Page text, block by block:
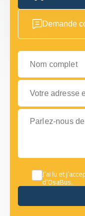
Demande
Nom complet
Votre adresse e-
Parlez-nous de vos
J’ai lu et
d’OsaBus.